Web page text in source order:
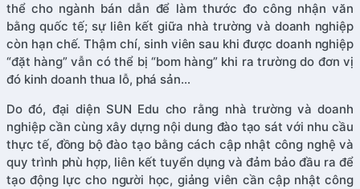
thể cho ngành bán dẫn để làm thước đo công nhận văn
bằng quốc tế; sự liên kết giữa nhà trường và doanh nghiệp
còn hạn chế. Thậm chí, sinh viên sau khi được doanh nghiệp
“đặt hàng” vẫn có thể bị “bom hàng” khi ra trường do đơn vị
đó kinh doanh thua lỗ, phá sản…
Do đó, đại diện SUN Edu cho rằng nhà trường và doanh
nghiệp cần cùng xây dựng nội dung đào tạo sát với nhu cầu
thực tế, đồng bộ đào tạo bằng cách cập nhật công nghệ và
quy trình phù hợp, liên kết tuyển dụng và đảm bảo đầu ra để
tạo động lực cho người học, giảng viên cần cập nhật công